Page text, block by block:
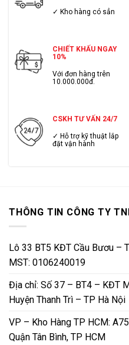
✓ Kho hàng có sẳn
CHIẾT KHẤU NGAY
10%
Với đơn hàng trên
10.000.000đ.
CSKH TƯ VẤN 24/7
✓ Hỗ trợ kỹ thuật lắp
đặt vận hành
THÔNG TIN CÔNG TY
Lô 33 BT5 KĐT Cầu Bươu –
MST: 0106240019
Địa chỉ: Số 37 – BT4 – KĐT
Huyện Thanh Trì – TP Hà Nội
VP – Kho Hàng TP HCM:
Quận Tân Bình, TP HCM